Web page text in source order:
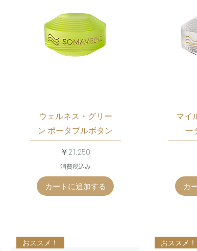
ウェルネス・グリー
ン ポータブルボタン
価格
￥21,250
消費税込み
カートに追加する
マイ
ー
カ
おススメ！ おススメ！